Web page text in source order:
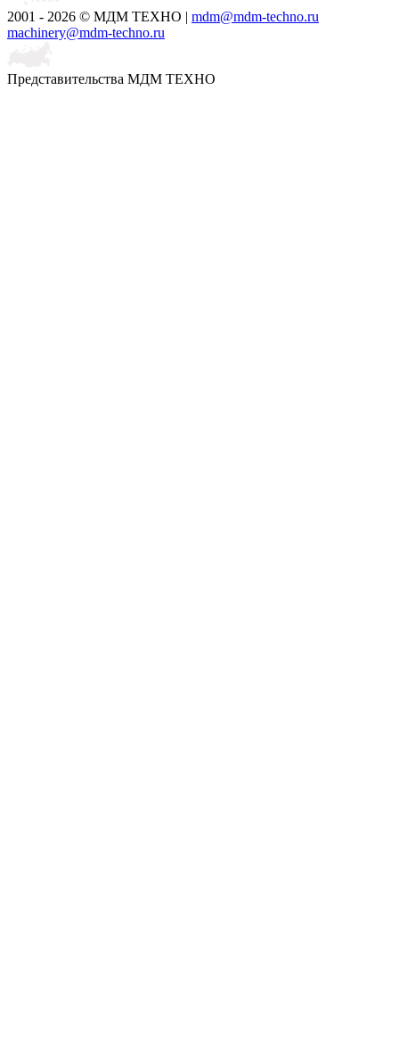
2001 - 2026 © МДМ ТЕХНО | mdm@mdm-techno.ru
machinery@mdm-techno.ru
Представительства МДМ ТЕХНО